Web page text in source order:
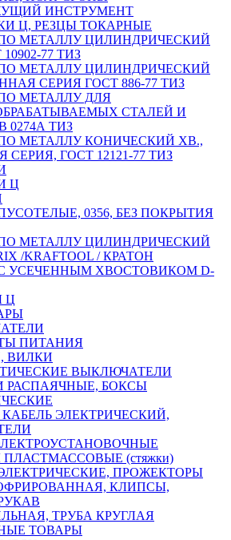
ИНСТРУМЕНТ
Ц, РЕЗЦЫ ТОКАРНЫЕ
МЕТАЛЛУ ЦИЛИНДРИЧЕСКИЙ
77 ТИЗ
МЕТАЛЛУ ЦИЛИНДРИЧЕСКИЙ
СЕРИЯ ГОСТ 886-77 ТИЗ
МЕТАЛЛУ ДЛЯ
СТАЛЕЙ И
0274А ТИЗ
МЕТАЛЛУ КОНИЧЕСКИЙ ХВ.,
ГОСТ 12121-77 ТИЗ
Ц
0356, БЕЗ ПОКРЫТИЯ
МЕТАЛЛУ ЦИЛИНДРИЧЕСКИЙ
/KRAFTOOL / КРАТОН
УСЕЧЕННЫМ ХВОСТОВИКОМ D-
Ц
ПИТАНИЯ
ВИЛКИ
ВЫКЛЮЧАТЕЛИ
РАСПАЯЧНЫЕ, БОКСЫ
ЭЛЕКТРИЧЕСКИЙ,
(стяжки)
ПРОЖЕКТОРЫ
КЛИПСЫ,
ТРУБА КРУГЛАЯ
ТОВАРЫ